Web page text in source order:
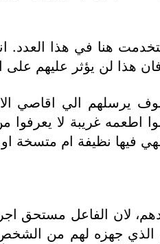
هنا في هذا العدد.
لن يؤثر عليهم على
يرسلهم الي اقاصي
اطعمه غريبة لا
فيها نظيفة ام متسخة
لان الفاعل مستحق
الطعام الذي جهزه